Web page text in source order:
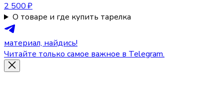
2 500 ₽
О товаре и где купить тарелка
материал, найдись!
Читайте только самое важное в Telegram.